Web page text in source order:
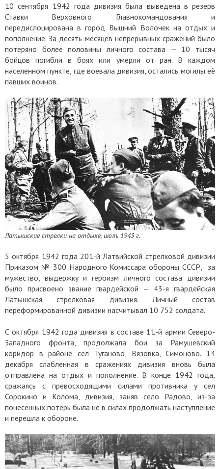
10 сентября 1942 года дивизия была выведена в резерв
Ставки Верховного Главнокомандования и
передислоцирована в город Вышний Волочек на отдых и
пополнение. За десять месяцев непрерывных сражений было
потеряно более половины личного состава — 10 тысяч
бойцов погибли в боях или умерли от ран. В каждом
населенном пункте, где воевала дивизия, остались могилы её
павших воинов.
Латышские стрелки на отдыхе, июль 1943 г.
5 октября 1942 года 201-й Латвийской стрелковой дивизии
Приказом № 300 Народного Комиссара обороны СССР, за
мужество, выдержку и героизм личного состава дивизии
было присвоено звание гвардейской — 43-я гвардейская
Латышская стрелковая дивизия. Личный состав
переформированной дивизии насчитывал 10 752 солдата.
С октября 1942 года дивизия в составе 11-й армии Северо-
Западного фронта, продолжала бои за Рамушевский
коридор в районе сел Туганово, Вязовка, Симоново. 14
декабря слабленная в сражениях дивизия вновь была
отправлена на отдых и пополнение. В конце 1942 года,
сражаясь с превосходящими силами противника у сел
Сорокино и Колома, дивизия, заняв село Радово, из-за
понесенных потерь была не в силах продолжать наступление
и перешла к обороне.